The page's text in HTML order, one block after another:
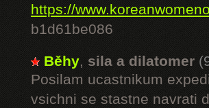
https://
b1d61be086
Běhy, sila a dilatomer
Posilam ucastnikum
vsichni se stastne navrati